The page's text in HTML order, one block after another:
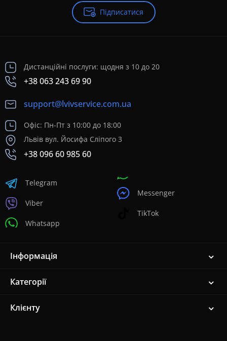
Підписатися
Дистанційні послуги: щодня з 10 до 20
+38 063 243 69 90
support@lvivservice.com.ua
Офіс: Пн-Пт з 10:00 до 18:00
Львів вул. Йосифа Сліпого 3
+38 096 60 985 60
Telegram
Viber
Whatsapp
Messenger
TikTok
Інформація
Категорії
Клієнту